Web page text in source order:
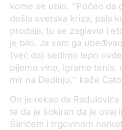
kome se ubio. ‘’Počeo da
došla svetska kriza, pala
prodaja, tu se zaglavio i
je bilo. Ja sam ga
(već da) sedimo lepo
pijemo vino, igramo tenis,
mir na Dedinju,’’ kaže
On je rekao da
te da je šokiran da je ovaj
Šarićem i trgovinom